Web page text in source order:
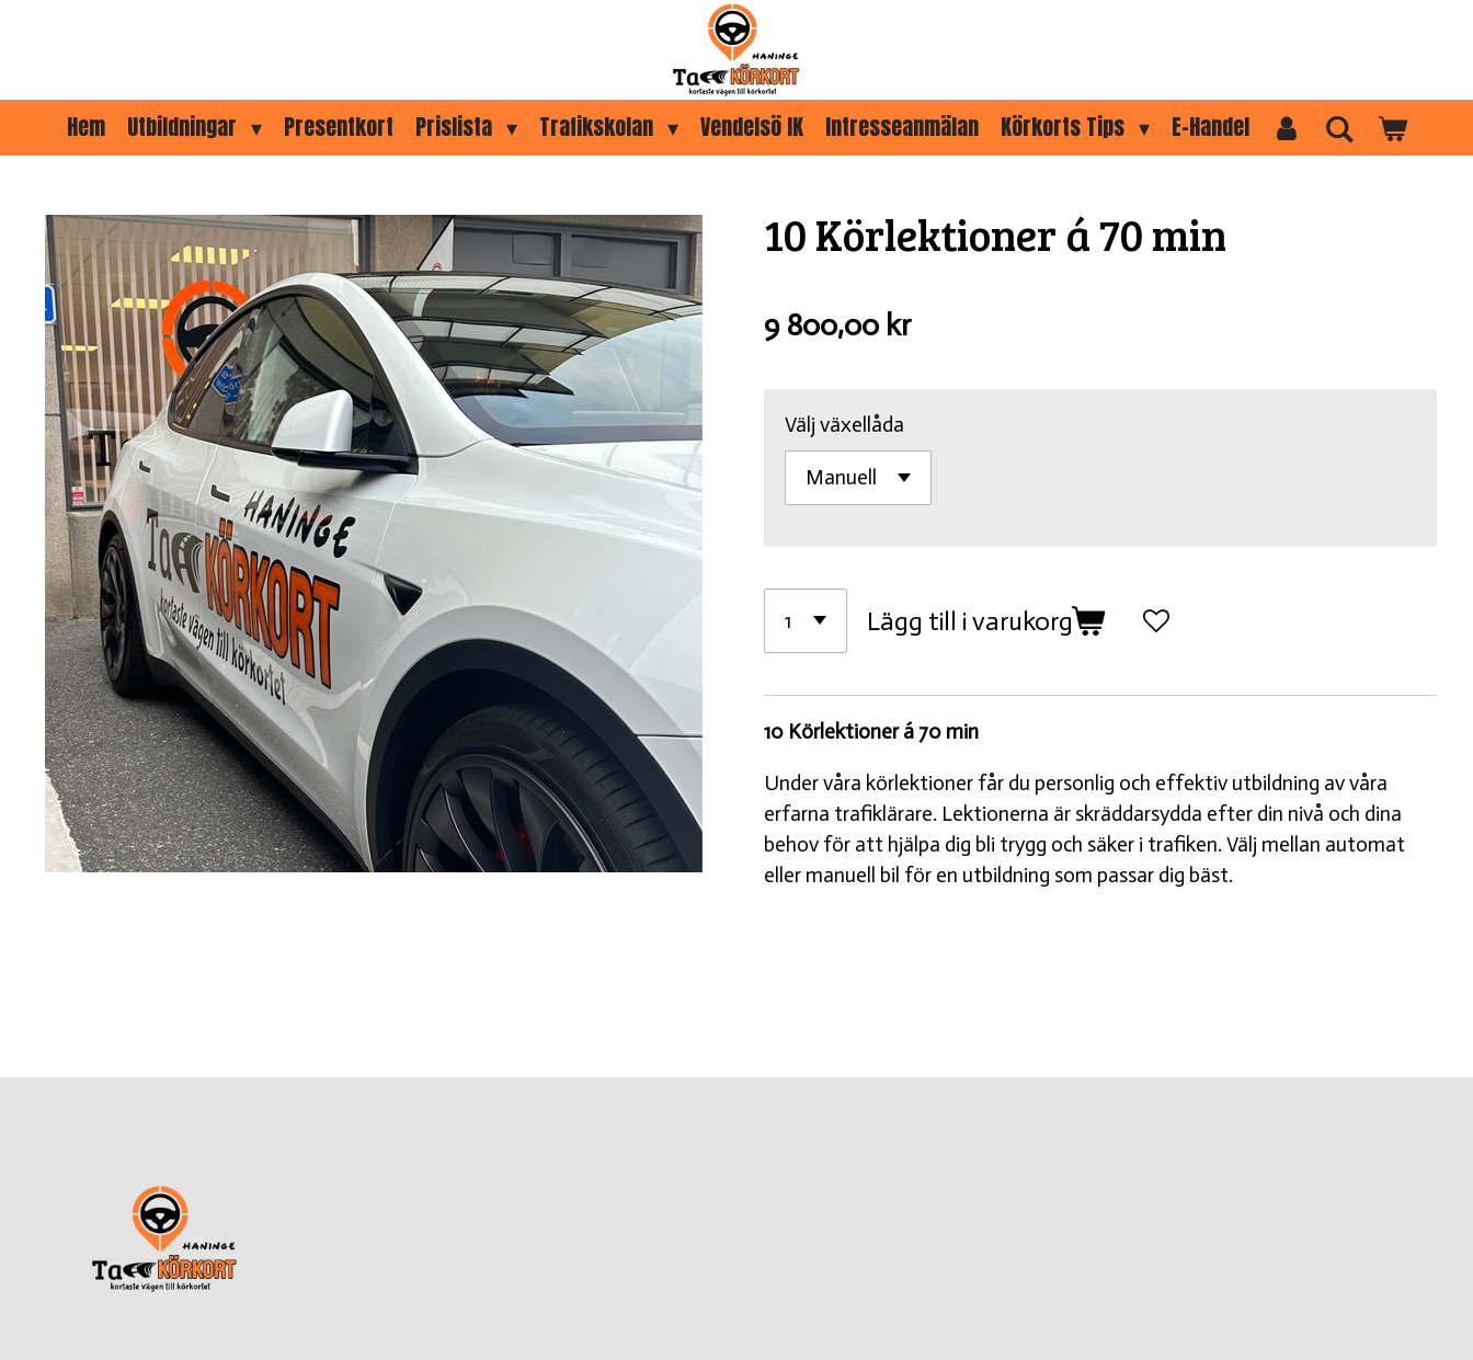
Hem Utbildningar Presentkort Prislista Trafikskolan Vendelsö IK Intresseanmälan Körkorts Tips E-Handel
10 Körlektioner á 70 min
9 800,00 kr
Välj växellåda
Lägg till i varukorg
10 Körlektioner á 70 min
Under våra körlektioner får du personlig och effektiv utbildning av våra
erfarna trafiklärare. Lektionerna är skräddarsydda efter din nivå och dina
behov för att hjälpa dig bli trygg och säker i trafiken. Välj mellan automat
eller manuell bil för en utbildning som passar dig bäst.